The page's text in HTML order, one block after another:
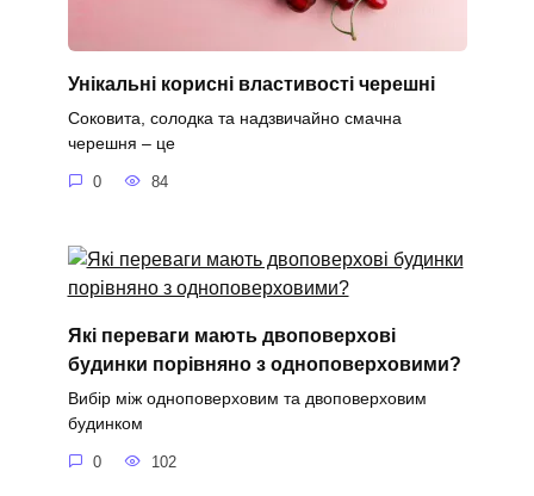
Унікальні корисні властивості черешні
Соковита, солодка та надзвичайно смачна
черешня – це
0 84
Які переваги мають двоповерхові
будинки порівняно з одноповерховими?
Вибір між одноповерховим та двоповерховим
будинком
0 102